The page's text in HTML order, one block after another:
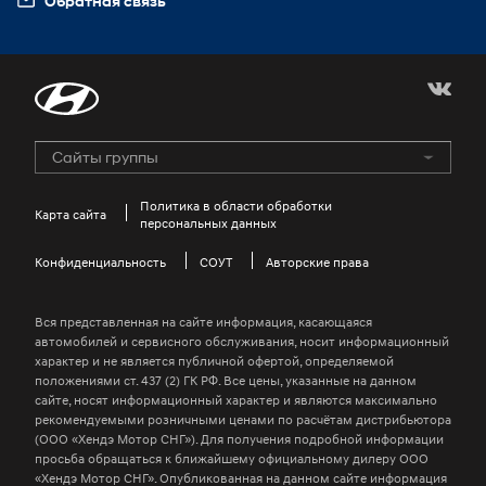
Карта сайта
Политика в области обработки
персональных данных
Конфиденциальность СОУТ Авторские права
Вся представленная на сайте информация, касающаяся
автомобилей и сервисного обслуживания, носит информационный
характер и не является публичной офертой, определяемой
положениями ст. 437 (2) ГК РФ. Все цены, указанные на данном
сайте, носят информационный характер и являются максимально
рекомендуемыми розничными ценами по расчётам дистрибьютора
(ООО «Хендэ Мотор СНГ»). Для получения подробной информации
просьба обращаться к ближайшему официальному дилеру ООО
«Хендэ Мотор СНГ». Опубликованная на данном сайте информация
Сайты группы
Hyundai Motor Group
HYUNDAI COLLECTION
Kids Hyundai
Global Business Investigation Center
Jeonbuk Hyundai Motors Football Club
H-ear
Hyundai Driving Academy
N Brand